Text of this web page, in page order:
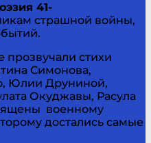
41-
страшной войны,
стихи
Симонова,
Юлии Друниной,
Окуджавы, Расула
военному
достались самые